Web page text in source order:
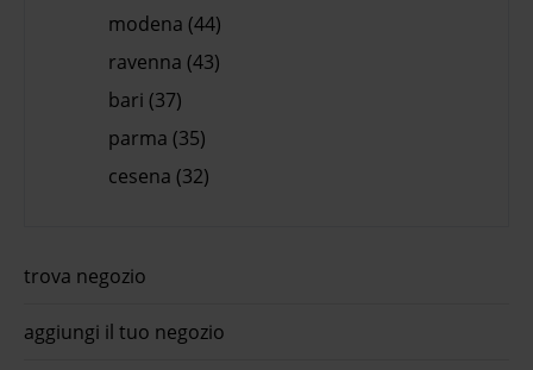
modena (44)
ravenna (43)
bari (37)
parma (35)
cesena (32)
trova negozio
aggiungi il tuo negozio